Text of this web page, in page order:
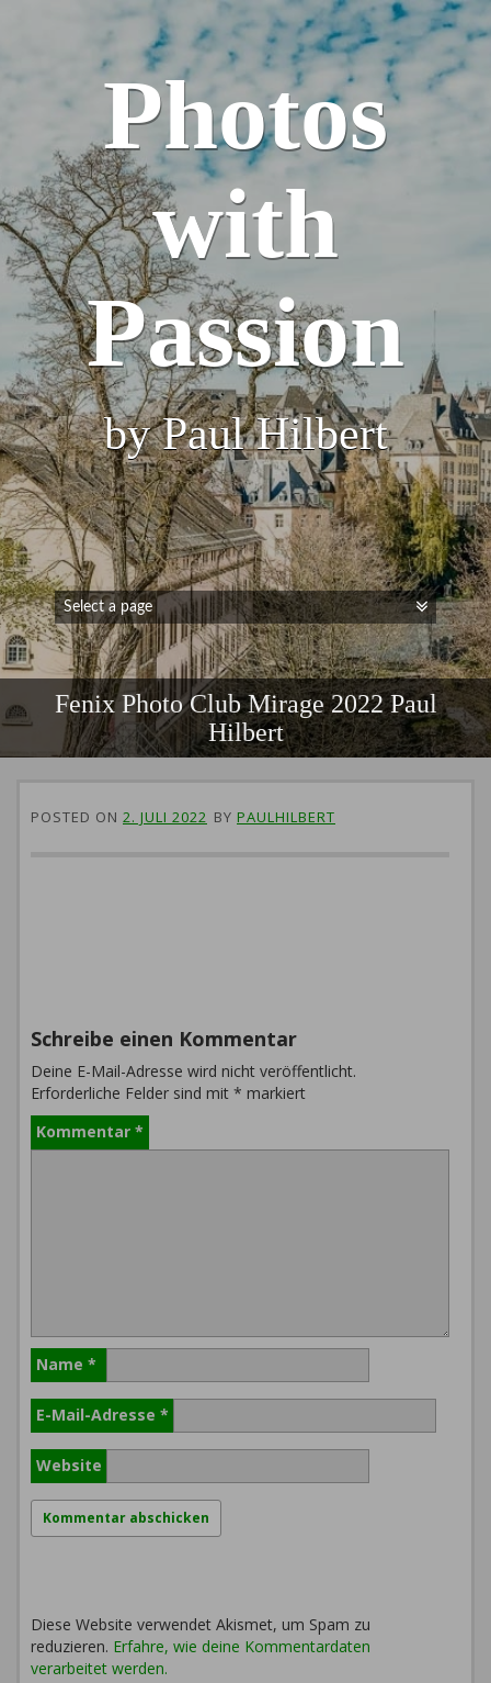
Photos
with
Passion
by Paul Hilbert
Fenix Photo Club Mirage 2022 Paul
Hilbert
POSTED ON 2. JULI 2022 BY PAULHILBERT
Schreibe einen Kommentar
Deine E-Mail-Adresse wird nicht veröffentlicht.
Erforderliche Felder sind mit * markiert
Kommentar *
Name *
E-Mail-Adresse *
Website
Diese Website verwendet Akismet, um Spam zu
reduzieren. Erfahre, wie deine Kommentardaten
verarbeitet werden.